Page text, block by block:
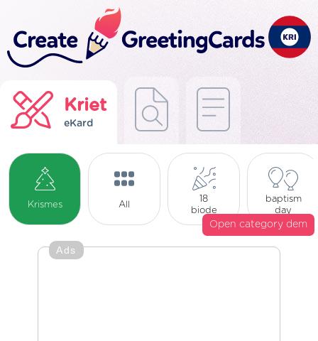
Kriet
eKard
Krismes All
18
biode
baptism
day
Open category dem
Ads